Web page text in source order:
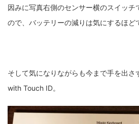
因みに写真右側のセンサー横のスイッチ
ので、バッテリーの減りは気にするほど
そして気になりながらも今まで手を出
with Touch ID。